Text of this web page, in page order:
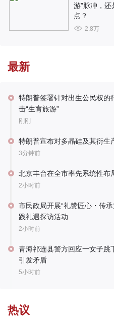
游”脉冲，
点？
2.8万
最新
特朗普签署针对出生公民权的
击“生育旅游”
刚刚
特朗普宣布对多晶硅及其衍生
3分钟前
北京丰台在全市率先系统性布
2小时前
市民政局开展“礼赞匠心・传
践礼遇探访活动
2小时前
青海祁连县警方回应一女子跳
引发矛盾
5小时前
热议